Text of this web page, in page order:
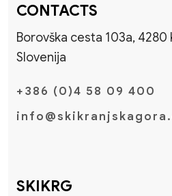
CONTACTS
Borovška cesta 103a, 4280
Slovenija
+386 (0)4 58 09 400
SKIKRG